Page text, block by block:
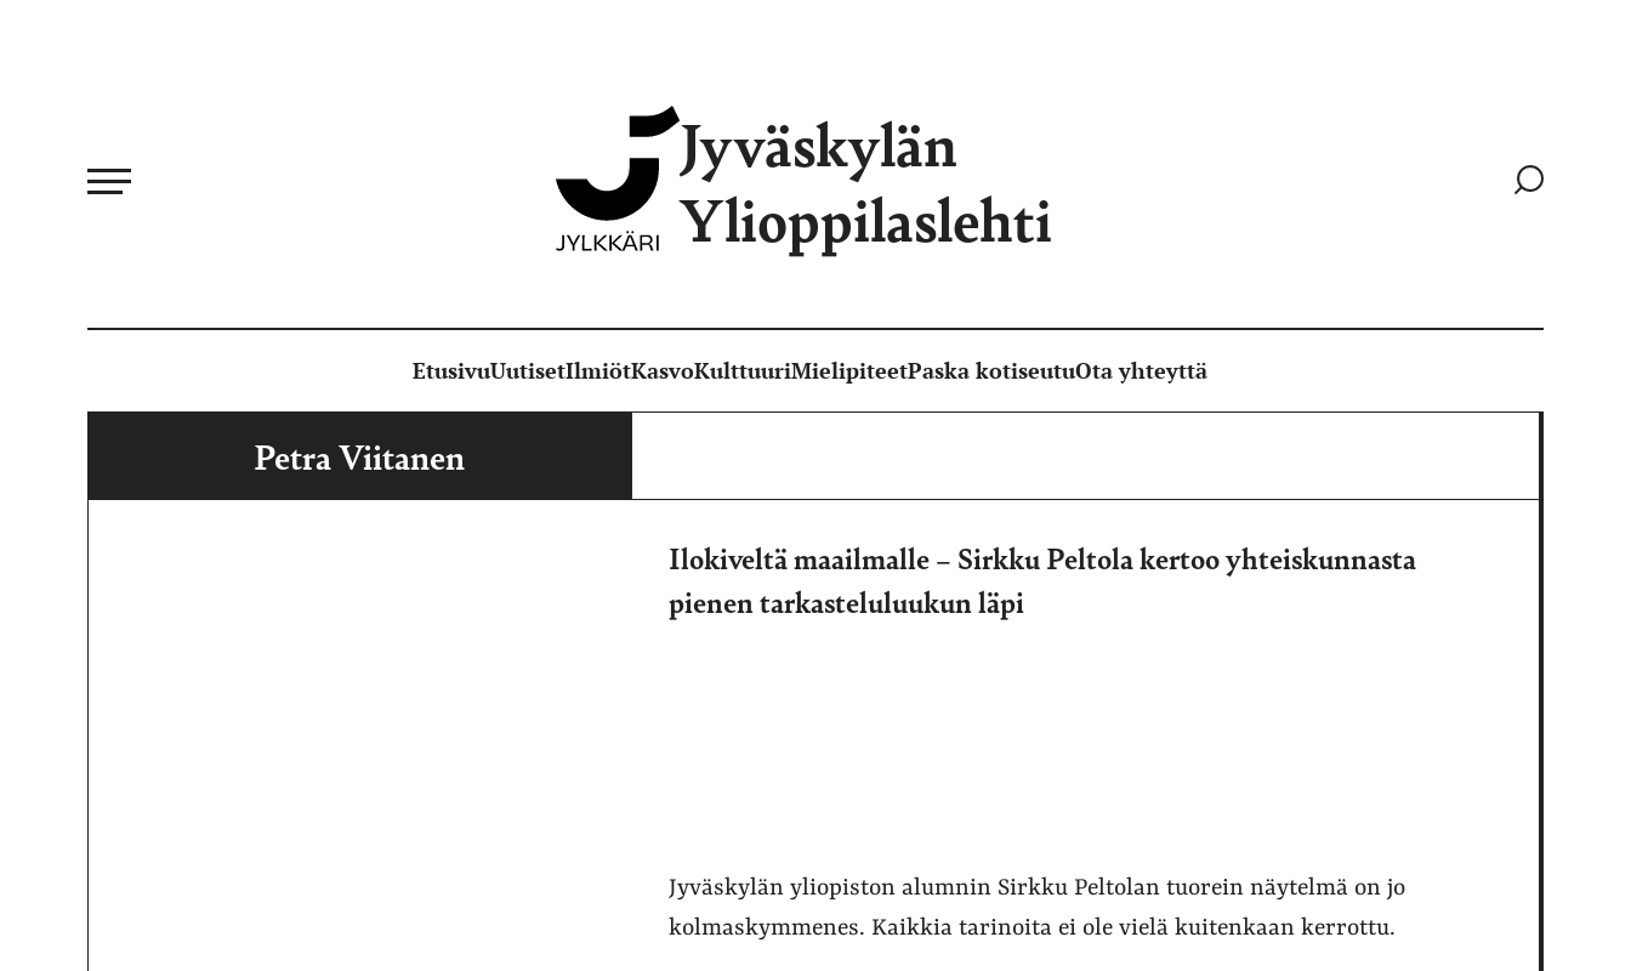
Jyväskylän
Ylioppilaslehti
Siirry
EtusivuUutisetIlmiötKasvoKulttuuriMielipiteetPaska kotiseutuOta yhteyttä
Petra Viitanen
Ilokiveltä maailmalle – Sirkku Peltola kertoo yhteiskunnasta
pienen tarkasteluluukun läpi
Jyväskylän yliopiston alumnin Sirkku Peltolan tuorein näytelmä on jo
kolmaskymmenes. Kaikkia tarinoita ei ole vielä kuitenkaan kerrottu.